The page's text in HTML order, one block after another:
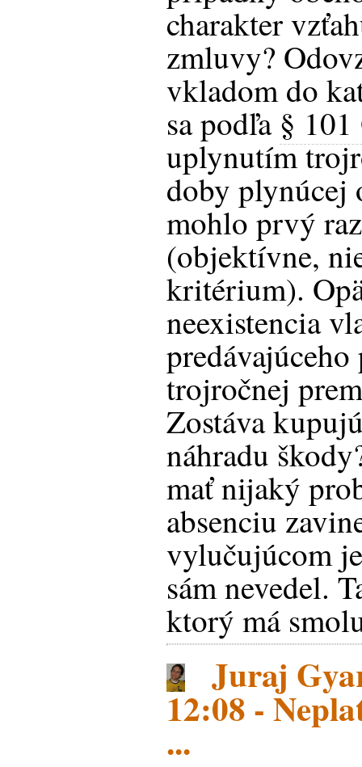
charakter
zmluvy?
vkladom do
sa podľa §
uplynutím
doby plynúcej
mohlo prvý
(objektívne,
kritérium).
neexistencia
trojročnej
Zostáva
náhradu
mať nijaký
absenciu
vylučujúcom
sám nevedel.
ktorý má
Juraj
12:08 -
...